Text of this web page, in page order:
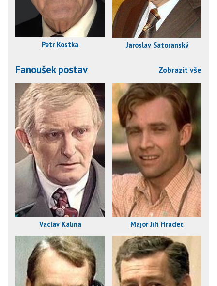
Petr Kostka Jaroslav Satoranský
Fanoušek postav Zobrazit vše
Václáv Kalina Major Jiří Hradec